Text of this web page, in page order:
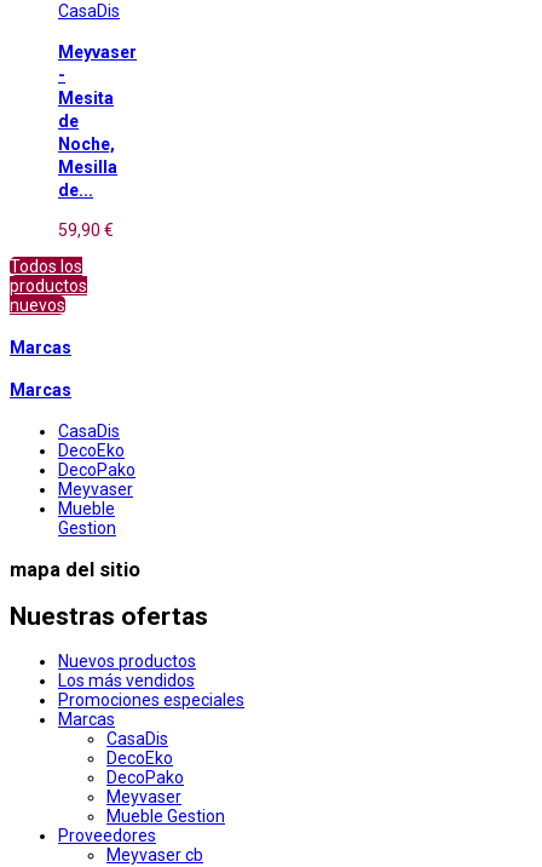
CasaDis
Meyvaser
-
Mesita
de
Noche,
Mesilla
de...
59,90 €
Todos los
productos
nuevos
Marcas
Marcas
CasaDis
DecoEko
DecoPako
Meyvaser
Mueble
Gestion
mapa del sitio
Nuestras ofertas
Nuevos productos
Los más vendidos
Promociones especiales
Marcas
CasaDis
DecoEko
DecoPako
Meyvaser
Mueble Gestion
Proveedores
Meyvaser cb